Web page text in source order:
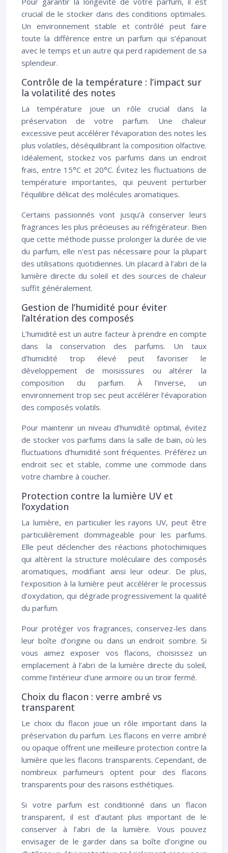
crucial de le stocker dans des conditions optimales.
Un environnement stable et contrôlé peut faire
toute la différence entre un parfum qui s’épanouit
avec le temps et un autre qui perd rapidement de sa
splendeur.
Contrôle de la température : l’impact sur
la volatilité des notes
La température joue un rôle crucial dans la
préservation de votre parfum. Une chaleur
excessive peut accélérer l’évaporation des notes les
plus volatiles, déséquilibrant la composition olfactive.
Idéalement, stockez vos parfums dans un endroit
frais, entre 15°C et 20°C. Évitez les fluctuations de
température importantes, qui peuvent perturber
l’équilibre délicat des molécules aromatiques.
Certains passionnés vont jusqu’à conserver leurs
fragrances les plus précieuses au réfrigérateur. Bien
que cette méthode puisse prolonger la durée de vie
du parfum, elle n’est pas nécessaire pour la plupart
des utilisations quotidiennes. Un placard à l’abri de la
lumière directe du soleil et des sources de chaleur
suffit généralement.
Gestion de l’humidité pour éviter
l’altération des composés
L’humidité est un autre facteur à prendre en compte
dans la conservation des parfums. Un taux
d’humidité trop élevé peut favoriser le
développement de moisissures ou altérer la
composition du parfum. À l’inverse, un
environnement trop sec peut accélérer l’évaporation
des composés volatils.
Pour maintenir un niveau d’humidité optimal, évitez
de stocker vos parfums dans la salle de bain, où les
fluctuations d’humidité sont fréquentes. Préférez un
endroit sec et stable, comme une commode dans
votre chambre à coucher.
Protection contre la lumière UV et
l’oxydation
La lumière, en particulier les rayons UV, peut être
particulièrement dommageable pour les parfums.
Elle peut déclencher des réactions photochimiques
qui altèrent la structure moléculaire des composés
aromatiques, modifiant ainsi leur odeur. De plus,
l’exposition à la lumière peut accélérer le processus
d’oxydation, qui dégrade progressivement la qualité
du parfum.
Pour protéger vos fragrances, conservez-les dans
leur boîte d’origine ou dans un endroit sombre. Si
vous aimez exposer vos flacons, choisissez un
emplacement à l’abri de la lumière directe du soleil,
comme l’intérieur d’une armoire ou un tiroir fermé.
Choix du flacon : verre ambré vs
transparent
Le choix du flacon joue un rôle important dans la
préservation du parfum. Les flacons en verre ambré
ou opaque offrent une meilleure protection contre la
lumière que les flacons transparents. Cependant, de
nombreux parfumeurs optent pour des flacons
transparents pour des raisons esthétiques.
Si votre parfum est conditionné dans un flacon
transparent, il est d’autant plus important de le
conserver à l’abri de la lumière. Vous pouvez
envisager de le garder dans sa boîte d’origine ou